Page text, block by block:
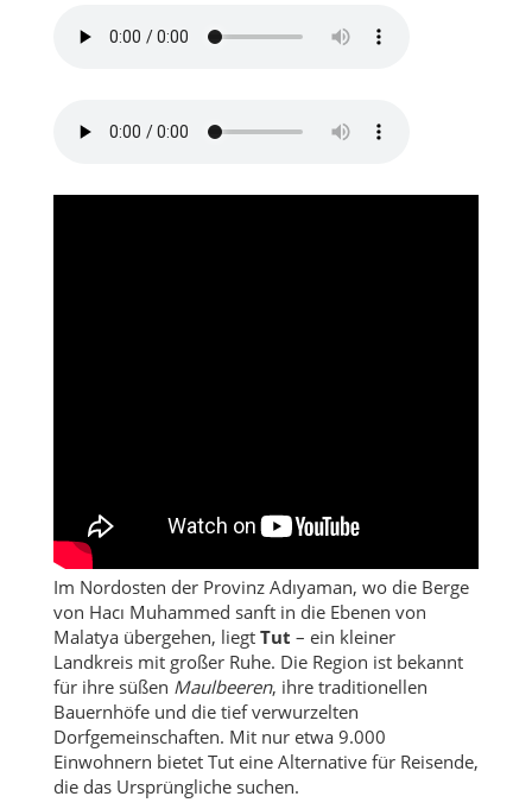
Im Nordosten der Provinz Adıyaman, wo die Berge
von Hacı Muhammed sanft in die Ebenen von
Malatya übergehen, liegt Tut – ein kleiner
Landkreis mit großer Ruhe. Die Region ist bekannt
für ihre süßen Maulbeeren, ihre traditionellen
Bauernhöfe und die tief verwurzelten
Dorfgemeinschaften. Mit nur etwa 9.000
Einwohnern bietet Tut eine Alternative für Reisende,
die das Ursprüngliche suchen.